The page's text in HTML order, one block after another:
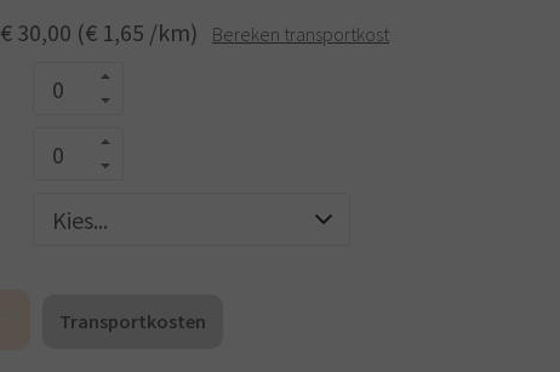
€ 30,00 (€ 1,65 /km) Bereken transportkost
Transportkosten